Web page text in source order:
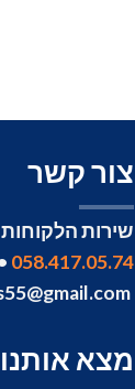
צור קשר
שירות הלקוחות
058.417.05.74
מצא